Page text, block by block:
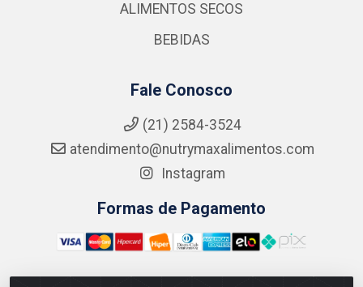
ALIMENTOS SECOS
BEBIDAS
Fale Conosco
(21) 2584-3524
atendimento@nutrymaxalimentos.com
Instagram
Formas de Pagamento